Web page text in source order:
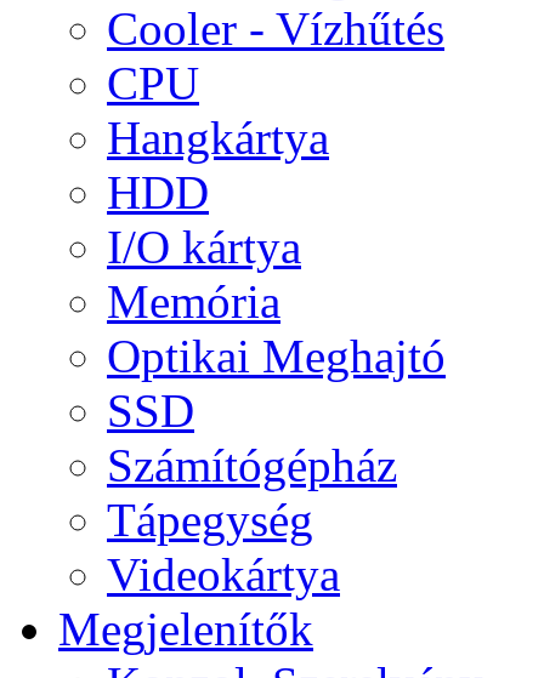
Cooler - Vízhűtés
CPU
Hangkártya
HDD
I/O kártya
Memória
Optikai Meghajtó
SSD
Számítógépház
Tápegység
Videokártya
Megjelenítők